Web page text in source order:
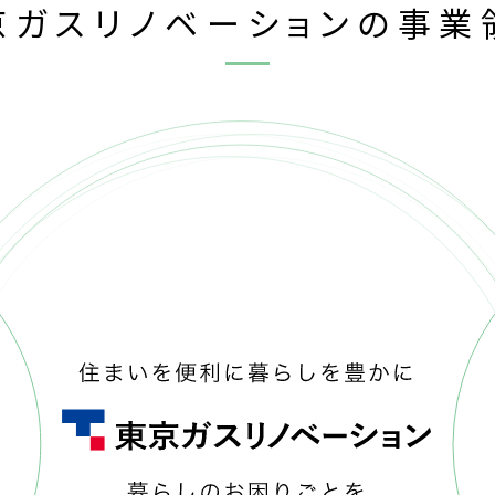
ガスリノベーションの事業